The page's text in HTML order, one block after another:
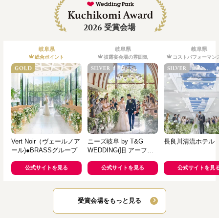
2026 受賞会場
岐阜県
総合ポイント
Vert Noir（ヴェールノア
ール)●BRASSグループ
公式サイトを見る
岐阜県
披露宴会場の雰囲気
ニーズ岐阜 by T&G
WEDDING(旧 アーフェ
公式サイトを見る
岐阜県
コストパフォーマン
長良川清流ホテル
公式サイトを見
受賞会場をもっと見る